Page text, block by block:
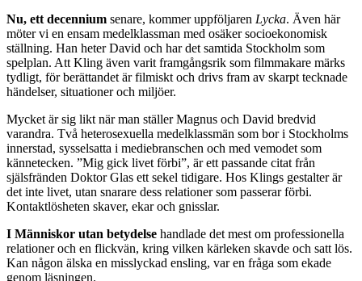
Nu, ett decennium senare, kommer uppföljaren Lycka. Även här
möter vi en ensam medelklassman med osäker socioekonomisk
ställning. Han heter David och har det samtida Stockholm som
spelplan. Att Kling även varit framgångsrik som filmmakare märks
tydligt, för berättandet är filmiskt och drivs fram av skarpt tecknade
händelser, situationer och miljöer.
Mycket är sig likt när man ställer Magnus och David bredvid
varandra. Två heterosexuella medelklassmän som bor i Stockholms
innerstad, sysselsatta i mediebranschen och med vemodet som
kännetecken. ”Mig gick livet förbi”, är ett passande citat från
själsfränden Doktor Glas ett sekel tidigare. Hos Klings gestalter är
det inte livet, utan snarare dess relationer som passerar förbi.
Kontaktlösheten skaver, ekar och gnisslar.
I Människor utan betydelse handlade det mest om professionella
relationer och en flickvän, kring vilken kärleken skavde och satt lös.
Kan någon älska en misslyckad ensling, var en fråga som ekade
genom läsningen.